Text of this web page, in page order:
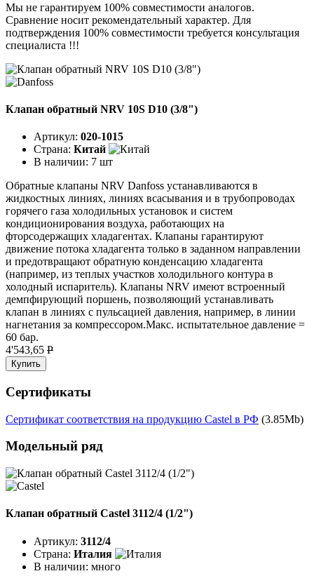
Мы не гарантируем 100% совместимости аналогов.
Сравнение носит рекомендательный характер. Для
подтверждения 100% совместимости требуется консультация
специалиста !!!
Клапан обратный NRV 10S D10 (3/8")
Артикул: 020-1015
Страна: Китай
В наличии: 7 шт
Обратные клапаны NRV Danfoss устанавливаются в
жидкостных линиях, линиях всасывания и в трубопроводах
горячего газа холодильных установок и систем
кондиционирования воздуха, работающих на
фторсодержащих хладагентах. Клапаны гарантируют
движение потока хладагента только в заданном направлении
и предотвращают обратную конденсацию хладагента
(например, из теплых участков холодильного контура в
холодный испаритель). Клапаны NRV имеют встроенный
демпфирующий поршень, позволяющий устанавливать
клапан в линиях с пульсацией давления, например, в линии
нагнетания за компрессором.Макс. испытательное давление =
60 бар.
4'543,65 P
Купить
Сертификаты
Сертификат соответствия на продукцию Castel в РФ (3.85Mb)
Модельный ряд
Клапан обратный Castel 3112/4 (1/2")
Артикул: 3112/4
Страна: Италия
В наличии: много